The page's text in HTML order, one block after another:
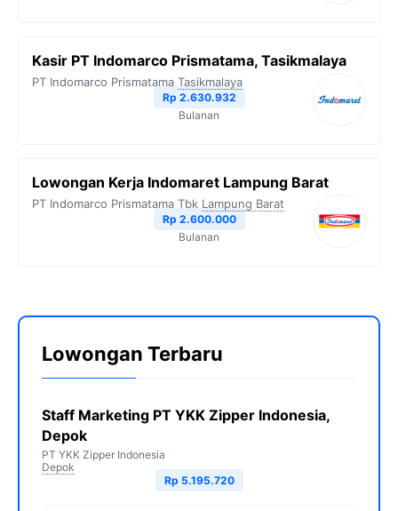
Kasir PT Indomarco Prismatama, Tasikmalaya
PT Indomarco Prismatama Tasikmalaya
Rp 2.630.932
Bulanan
Lowongan Kerja Indomaret Lampung Barat
PT Indomarco Prismatama Tbk Lampung Barat
Rp 2.600.000
Bulanan
Lowongan Terbaru
Staff Marketing PT YKK Zipper Indonesia,
Depok
PT YKK Zipper Indonesia
Depok
Rp 5.195.720